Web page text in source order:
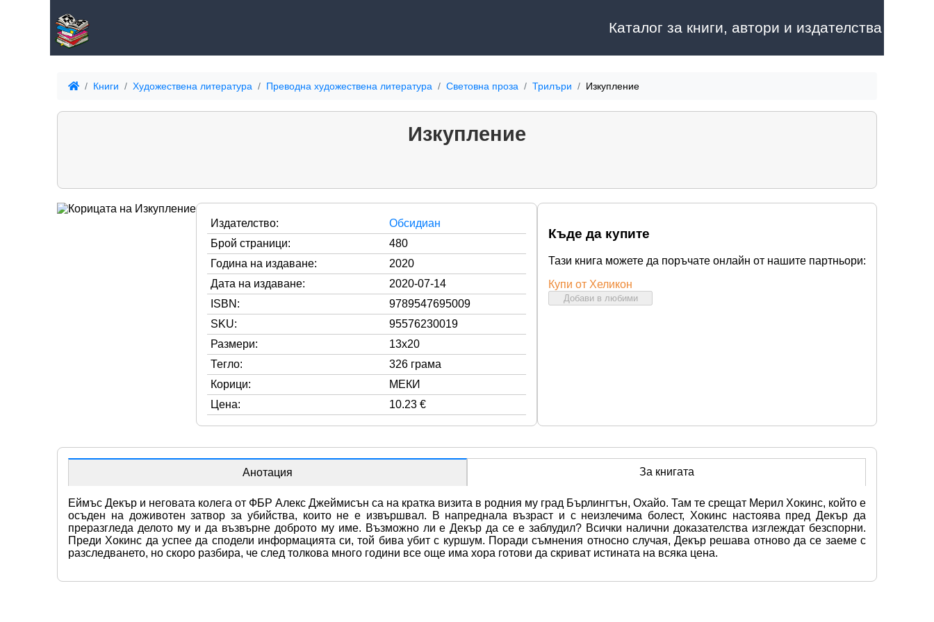
Каталог за книги, автори и издателства
Книги Художествена литература Преводна художествена литература Световна проза Трилъри Изкупление
Изкупление
Издателство:
Обсидиан
Брой страници:
480
Година на издаване:
2020
Дата на издаване:
2020-07-14
ISBN:
9789547695009
SKU:
95576230019
Размери:
13x20
Тегло:
326 грама
Корици:
МЕКИ
Цена:
10.23 €
Къде да купите
Тази книга можете да поръчате онлайн от нашите партньори:
Купи от Хеликон
Добави в любими
Анотация За книгата
Еймъс Декър и неговата колега от ФБР Алекс Джеймисън са на кратка визита в родния му град Бърлингтън, Охайо. Там те срещат Мерил Хокинс, който е
осъден на доживотен затвор за убийства, които не е извършвал. В напреднала възраст и с неизлечима болест, Хокинс настоява пред Декър да
преразгледа делото му и да възвърне доброто му име. Възможно ли е Декър да се е заблудил? Всички налични доказателства изглеждат безспорни.
Преди Хокинс да успее да сподели информацията си, той бива убит с куршум. Поради съмнения относно случая, Декър решава отново да се заеме с
разследването, но скоро разбира, че след толкова много години все още има хора готови да скриват истината на всяка цена.